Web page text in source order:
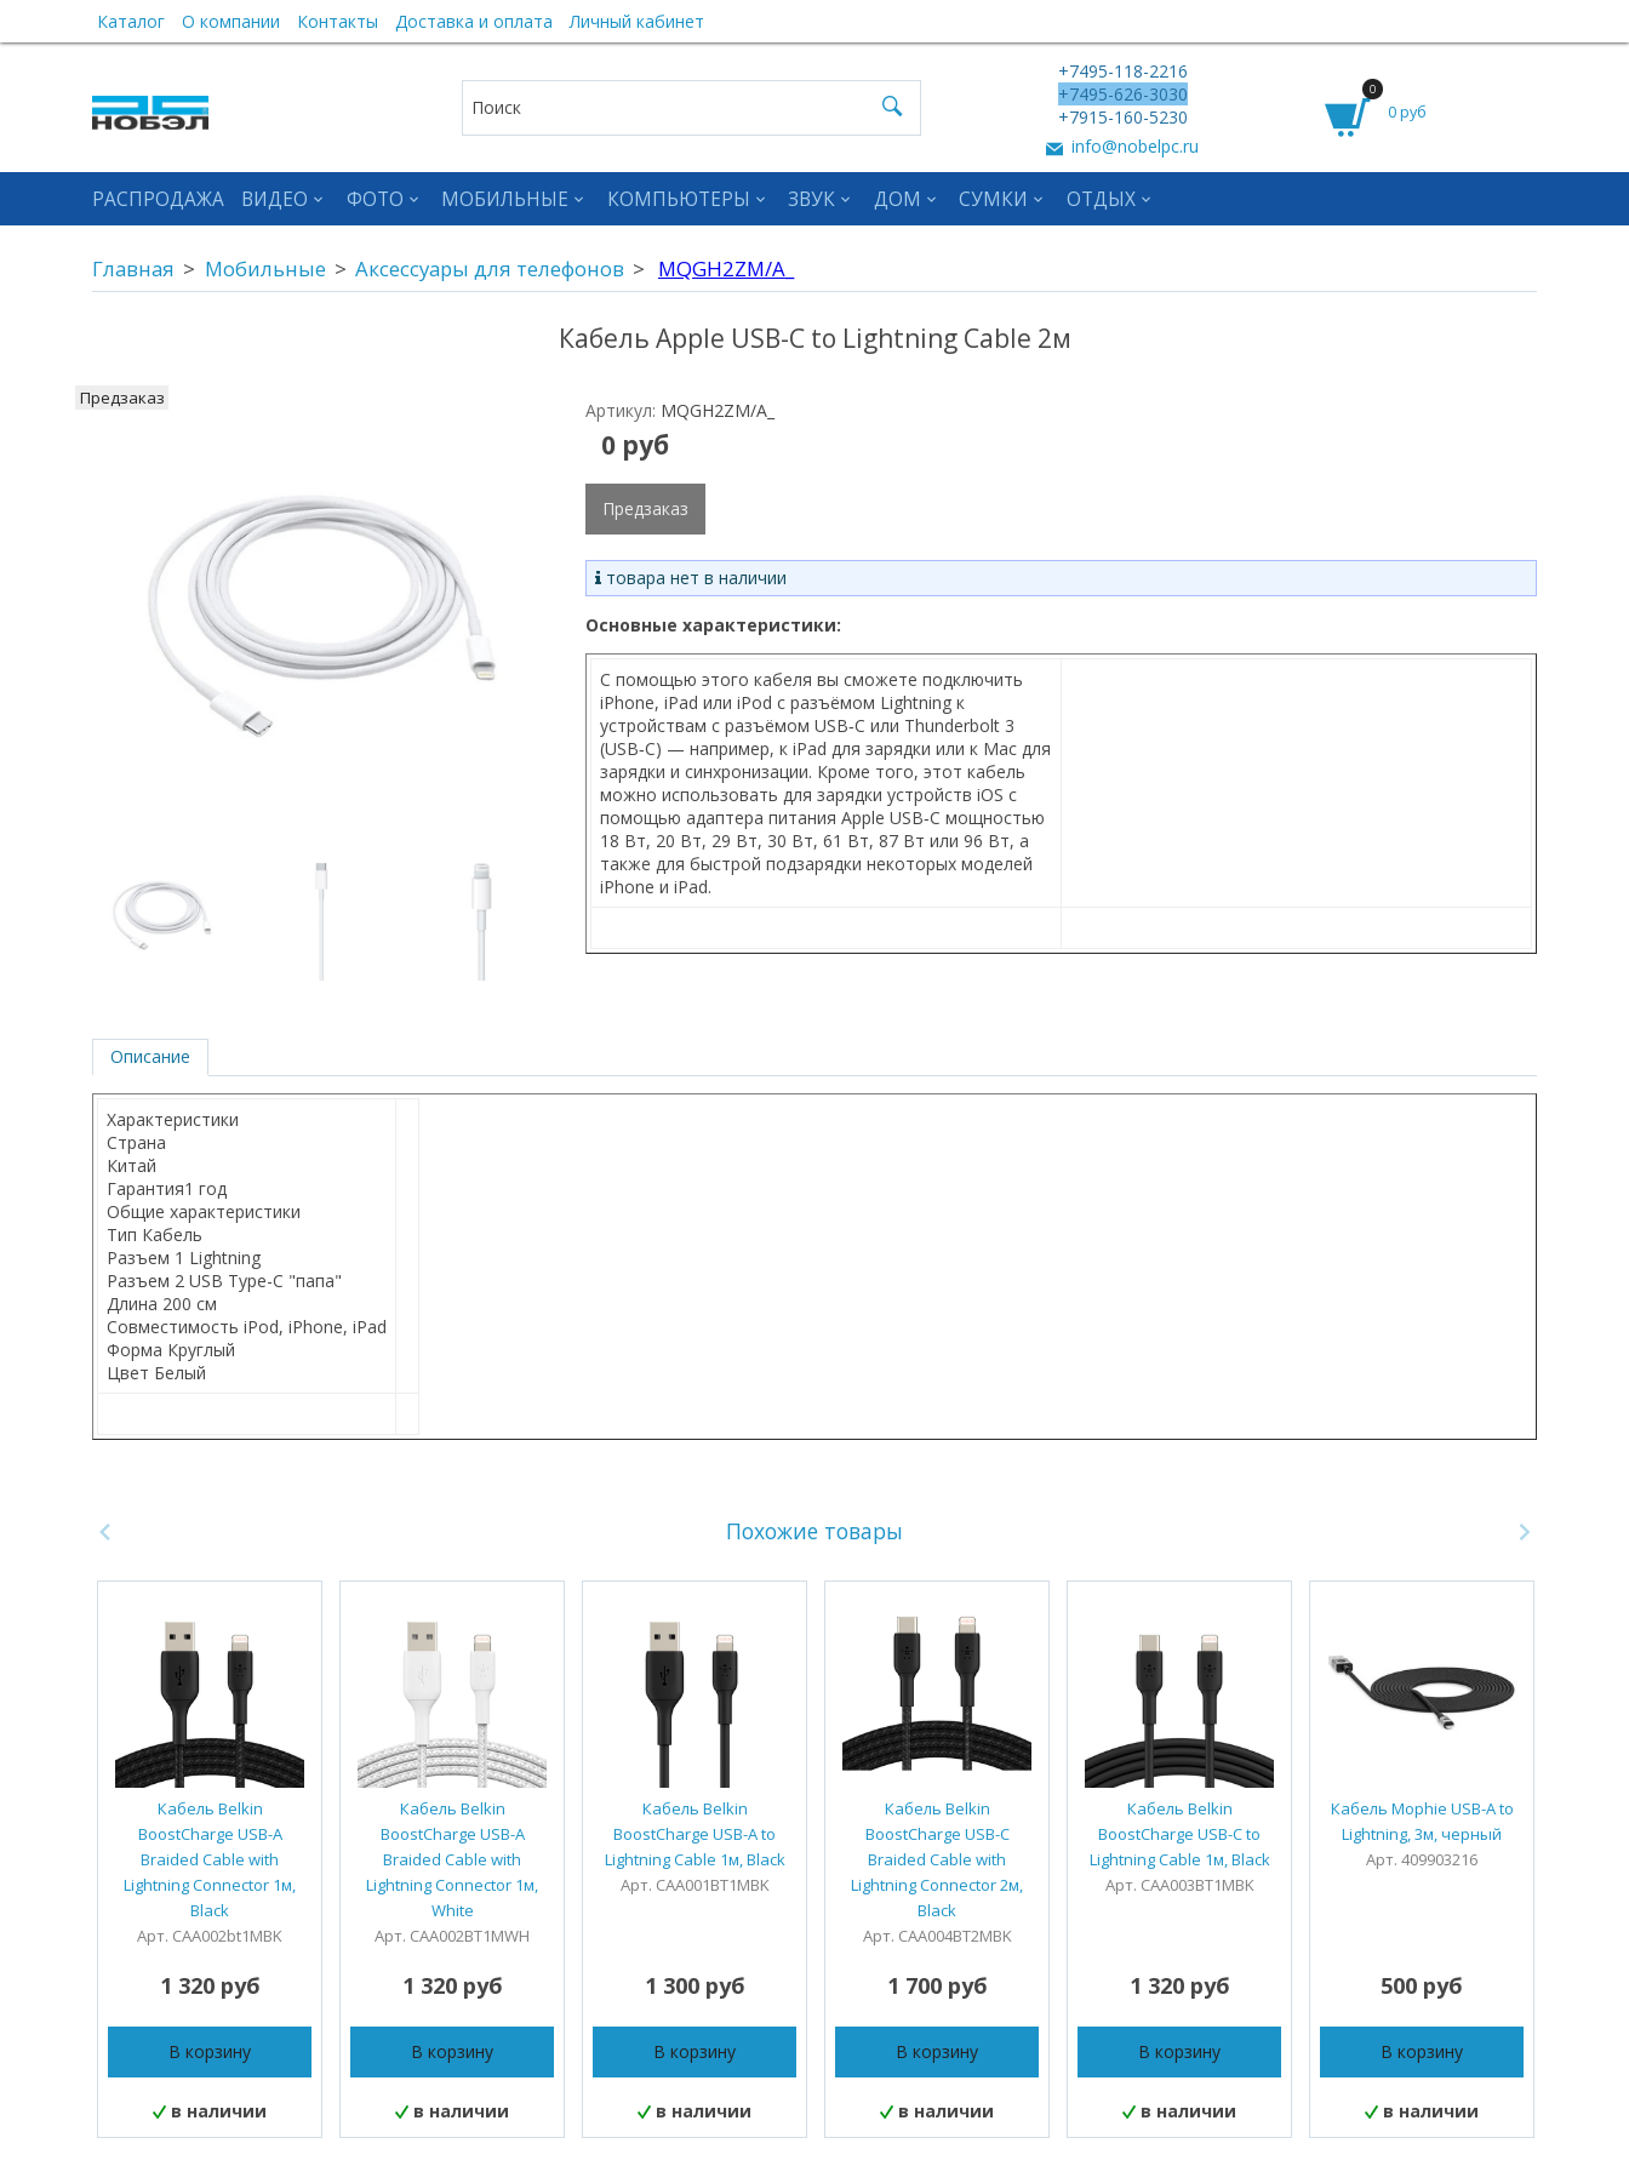
Каталог О компании Контакты Доставка и оплата Личный кабинет
+7495-118-2216
+7495-626-3030
+7915-160-5230
info@nobelpc.ru
0
0 руб
РАСПРОДАЖА ВИДЕО ФОТО МОБИЛЬНЫЕ КОМПЬЮТЕРЫ ЗВУК ДОМ СУМКИ ОТДЫХ
Главная Мобильные Аксессуары для телефонов MQGH2ZM/A_
Кабель Apple USB-C to Lightning Cable 2м
Предзаказ
Артикул: MQGH2ZM/A_
0 руб
Предзаказ
товара нет в наличии
Основные характеристики:
C помощью этого кабеля вы сможете подключить
iPhone, iPad или iPod с разъёмом Lightning к
устройствам с разъёмом USB‑C или Thunderbolt 3
(USB‑C) — например, к iPad для зарядки или к Mac для
зарядки и синхронизации. Кроме того, этот кабель
можно использовать для зарядки устройств iOS с
помощью адаптера питания Apple USB‑C мощностью
18 Вт, 20 Вт, 29 Вт, 30 Вт, 61 Вт, 87 Вт или 96 Вт, а
также для быстрой подзарядки некоторых моделей
iPhone и iPad.
Описание
Характеристики
Страна
Китай
Гарантия1 год
Общие характеристики
Тип Кабель
Разъем 1 Lightning
Разъем 2 USB Type-C "папа"
Длина 200 см
Совместимость iPod, iPhone, iPad
Форма Круглый
Цвет Белый
Похожие товары
Кабель Belkin
BoostCharge USB-A
Braided Cable with
Lightning Connector 1м,
Black
Арт. CAA002bt1MBK
1 320 руб
В корзину
в наличии
Кабель Belkin
BoostCharge USB-A
Braided Cable with
Lightning Connector 1м,
White
Арт. CAA002BT1MWH
1 320 руб
В корзину
в наличии
Кабель Belkin
BoostCharge USB-A to
Lightning Cable 1м, Black
Арт. CAA001BT1MBK
1 300 руб
В корзину
в наличии
Кабель Belkin
BoostCharge USB-C
Braided Cable with
Lightning Connector 2м,
Black
Арт. CAA004BT2MBK
1 700 руб
В корзину
в наличии
Кабель Belkin
BoostCharge USB-C to
Lightning Cable 1м, Black
Арт. CAA003BT1MBK
1 320 руб
В корзину
в наличии
Кабель Mophie USB-A to
Lightning, 3м, черный
Арт. 409903216
500 руб
В корзину
в наличии